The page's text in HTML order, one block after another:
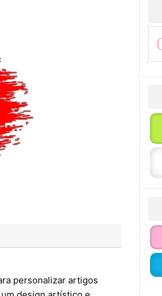
personalizar artigos